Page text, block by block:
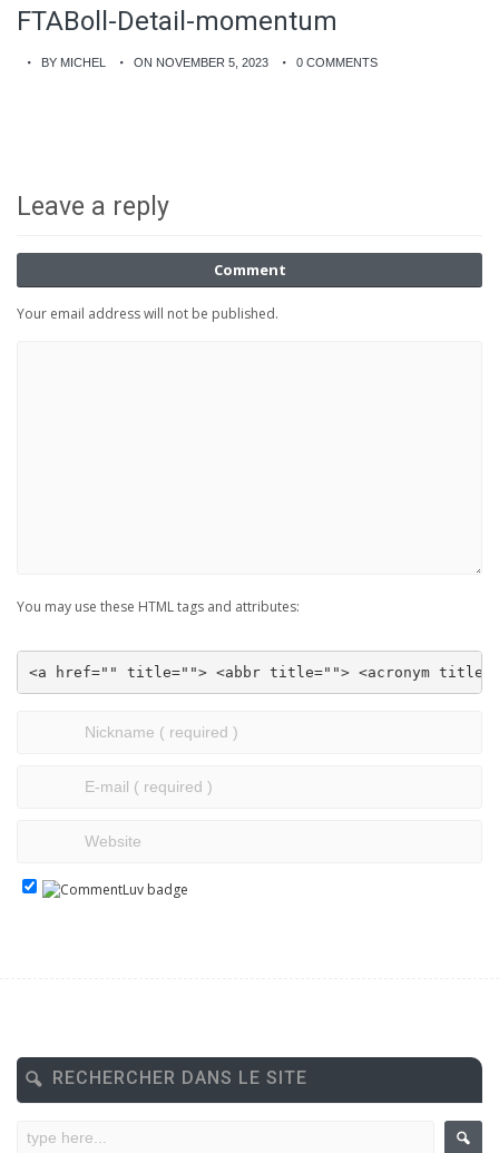
FTABoll-Detail-momentum
BY MICHEL ON NOVEMBER 5, 2023 0 COMMENTS
Leave a reply
Comment
Your email address will not be published.
You may use these HTML tags and attributes:
<a href="" title=""> <abbr title=""> <acronym
RECHERCHER DANS LE SITE